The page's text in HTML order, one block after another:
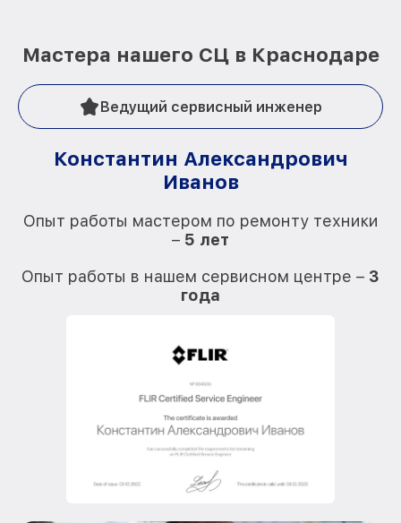
Мастера нашего СЦ в Краснодаре
Ведущий сервисный инженер
Константин Александрович
Иванов
Опыт работы мастером по ремонту техники
– 5 лет
Опыт работы в нашем сервисном центре – 3
года